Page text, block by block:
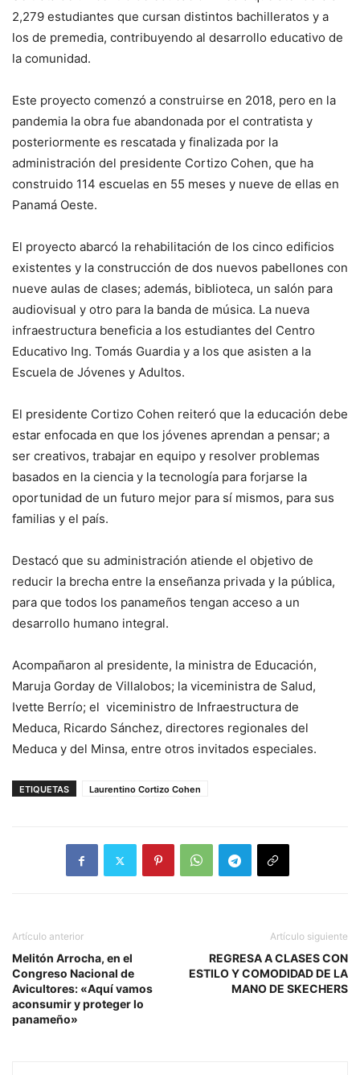
2,279 estudiantes que cursan distintos bachilleratos y a
los de premedia, contribuyendo al desarrollo educativo de
la comunidad.
Este proyecto comenzó a construirse en 2018, pero en la
pandemia la obra fue abandonada por el contratista y
posteriormente es rescatada y finalizada por la
administración del presidente Cortizo Cohen, que ha
construido 114 escuelas en 55 meses y nueve de ellas en
Panamá Oeste.
El proyecto abarcó la rehabilitación de los cinco edificios
existentes y la construcción de dos nuevos pabellones con
nueve aulas de clases; además, biblioteca, un salón para
audiovisual y otro para la banda de música. La nueva
infraestructura beneficia a los estudiantes del Centro
Educativo Ing. Tomás Guardia y a los que asisten a la
Escuela de Jóvenes y Adultos.
El presidente Cortizo Cohen reiteró que la educación debe
estar enfocada en que los jóvenes aprendan a pensar; a
ser creativos, trabajar en equipo y resolver problemas
basados en la ciencia y la tecnología para forjarse la
oportunidad de un futuro mejor para sí mismos, para sus
familias y el país.
Destacó que su administración atiende el objetivo de
reducir la brecha entre la enseñanza privada y la pública,
para que todos los panameños tengan acceso a un
desarrollo humano integral.
Acompañaron al presidente, la ministra de Educación,
Maruja Gorday de Villalobos; la viceministra de Salud,
Ivette Berrío; el viceministro de Infraestructura de
Meduca, Ricardo Sánchez, directores regionales del
Meduca y del Minsa, entre otros invitados especiales.
ETIQUETAS Laurentino Cortizo Cohen
Artículo anterior
Melitón Arrocha, en el
Congreso Nacional de
Avicultores: «Aquí vamos
aconsumir y proteger lo
panameño»
Artículo siguiente
REGRESA A CLASES CON
ESTILO Y COMODIDAD DE LA
MANO DE SKECHERS